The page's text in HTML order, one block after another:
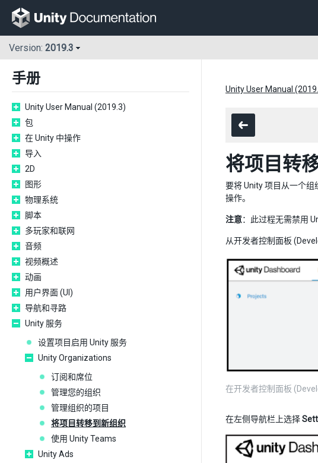
Version: 2019.3
手册
Unity User Manual (2019.3)
包
在 Unity 中操作
导入
2D
图形
物理系统
脚本
多玩家和联网
音频
视频概述
动画
用户界面 (UI)
导航和寻路
Unity 服务
设置项目启用 Unity 服务
Unity Organizations
订阅和席位
管理您的组织
管理组织的项目
将项目转移到新组织
使用 Unity Teams
Unity Ads
Unity User Manual
将项目转
要将 Unity 项目从一个
操作。
注意：此过程无需禁用
从开发者控制面板
在开发者控制面板
在左侧导航栏上选择